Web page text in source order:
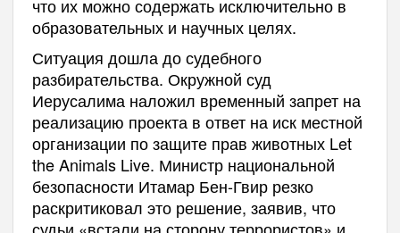
что их можно содержать исключительно в
образовательных и научных целях.
Ситуация дошла до судебного
разбирательства. Окружной суд
Иерусалима наложил временный запрет на
реализацию проекта в ответ на иск местной
организации по защите прав животных Let
the Animals Live. Министр национальной
безопасности Итамар Бен-Гвир резко
раскритиковал это решение, заявив, что